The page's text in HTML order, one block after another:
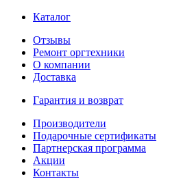
Каталог
Отзывы
Ремонт оргтехники
О компании
Доставка
Гарантия и возврат
Производители
Подарочные сертификаты
Партнерская программа
Акции
Контакты